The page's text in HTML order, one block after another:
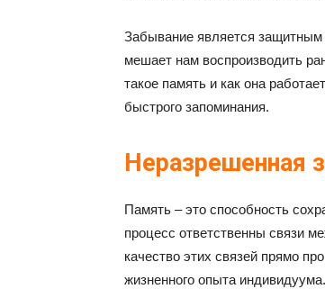
Забывание является защитным
мешает нам воспроизводить
такое память и как она
быстрого запоминания.
Неразрешенная
Память – это способность
процесс ответственны связи
качество этих связей прямо
жизненного опыта индивидуума.